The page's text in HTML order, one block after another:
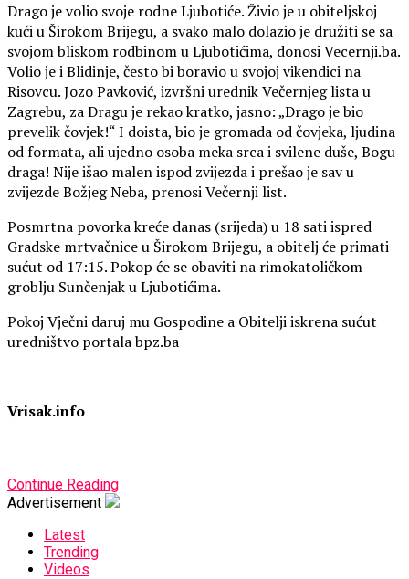
Drago je volio svoje rodne Ljubotiće. Živio je u obiteljskoj
kući u Širokom Brijegu, a svako malo dolazio je družiti se sa
svojom bliskom rodbinom u Ljubotićima, donosi Vecernji.ba.
Volio je i Blidinje, često bi boravio u svojoj vikendici na
Risovcu. Jozo Pavković, izvršni urednik Večernjeg lista u
Zagrebu, za Dragu je rekao kratko, jasno: „Drago je bio
prevelik čovjek!“ I doista, bio je gromada od čovjeka, ljudina
od formata, ali ujedno osoba meka srca i svilene duše, Bogu
draga! Nije išao malen ispod zvijezda i prešao je sav u
zvijezde Božjeg Neba, prenosi Večernji list.
Posmrtna povorka kreće danas (srijeda) u 18 sati ispred
Gradske mrtvačnice u Širokom Brijegu, a obitelj će primati
sućut od 17:15. Pokop će se obaviti na rimokatoličkom
groblju Sunčenjak u Ljubotićima.
Pokoj Vječni daruj mu Gospodine a Obitelji iskrena sućut
uredništvo portala bpz.ba
Vrisak.info
Continue Reading
Advertisement
Latest
Trending
Videos